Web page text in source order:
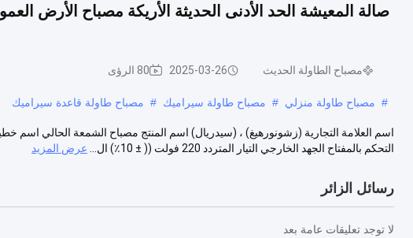
صالة المعيشة الحد الأدنى الحديثة الأريكة مصباح الأرض
مصباح الطاولة الحديث 2025-03-26 80 الرؤى
# مصباح طاولة منزلي # مصباح طاولة سيراميك # مصباح طاولة قاعدة سيراميك
التحكم بالمفتاح الجهد الخارجي التيار المتردد 220 فولت (( ± 10٪) ال...
عرض المزيد
رسائل الزائر
لا توجد تعليقات عامة بعد